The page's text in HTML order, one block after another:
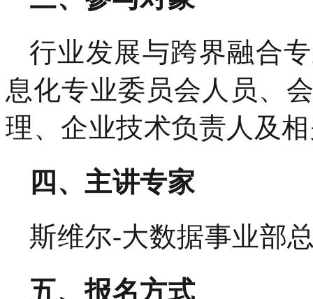
行业发展与跨界融合
息化专业委员会人员、
理、企业技术负责人及
四、主讲专家
斯维尔-大数据事业部
五、报名方式